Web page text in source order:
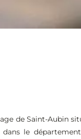
de Saint-Aubin
le